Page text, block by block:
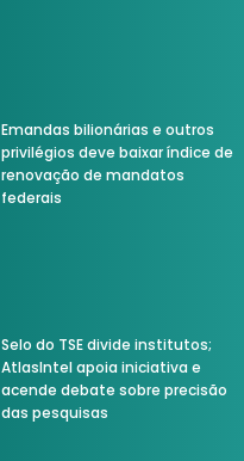
Emandas bilionárias e outros
privilégios deve baixar índice de
renovação de mandatos
federais
Selo do TSE divide institutos;
AtlasIntel apoia iniciativa e
acende debate sobre precisão
das pesquisas